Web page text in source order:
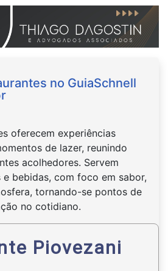
no GuiaSchnell
oferecem experiências
de lazer, reunindo
acolhedores. Servem
bebidas, com foco em sabor,
tornando-se pontos de
no cotidiano.
Piovezani